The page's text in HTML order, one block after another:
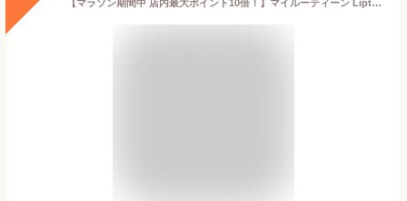
【マラソン期間中 店内最大ポイント10倍！】マイルーティーン Liptonコラボプロテイン LEMON TEA レモンティー風味 600g クリアプロテイン MY ROUTINE リプトン